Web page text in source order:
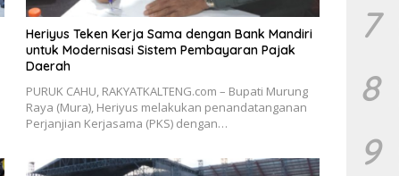
Heriyus Teken Kerja Sama dengan Bank Mandiri
untuk Modernisasi Sistem Pembayaran Pajak
Daerah
PURUK CAHU, RAKYATKALTENG.com – Bupati Murung
Raya (Mura), Heriyus melakukan penandatanganan
Perjanjian Kerjasama (PKS) dengan…
7
8
9